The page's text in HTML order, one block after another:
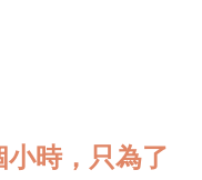
小時，只為了